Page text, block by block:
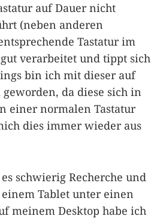
auf Dauer nicht
(neben anderen
Tastatur im
verarbeitet und tippt sich
bin ich mit dieser auf
da diese sich in
einer normalen Tastatur
dies immer wieder aus
schwierig Recherche und
Tablet unter einen
meinem Desktop habe ich